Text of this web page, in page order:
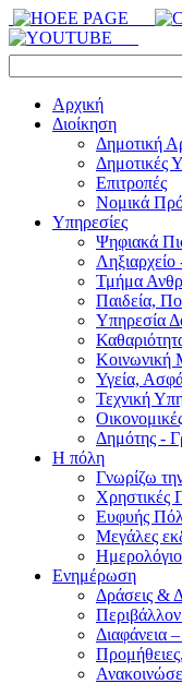
Αρχική
Διοίκηση
Δημοτική
Δημοτικές
Επιτροπές
Νομικά
Υπηρεσίες
Ψηφιακά
Τμήμα
Παιδεία,
Υπηρεσία
Υγεία,
Τεχνική
Δημότης -
Η πόλη
Γνωρίζω
Χρηστικές
Ευφυής
Μεγάλες
Ενημέρωση
Δράσεις &
Διαφάνεια